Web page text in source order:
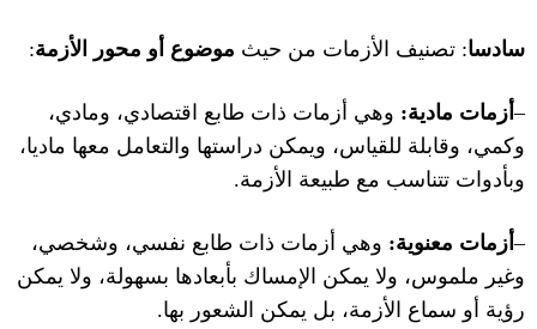
سادسا: تصنيف الأزمات من حيث موضوع أو محور الأزمة:
–أزمات مادية: وهي أزمات ذات طابع اقتصادي، ومادي،
وكمي، وقابلة للقياس، ويمكن دراستها والتعامل معها ماديا،
وبأدوات تتناسب مع طبيعة الأزمة.
–أزمات معنوية: وهي أزمات ذات طابع نفسي، وشخصي،
وغير ملموس، ولا يمكن الإمساك بأبعادها بسهولة، ولا يمكن
رؤية أو سماع الأزمة، بل يمكن الشعور بها.